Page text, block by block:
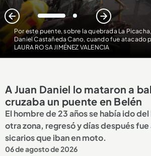
Por este puente, sobre la quebrada La
Daniel Castañeda Cano, cuando fue atacado
LAURA ROSA JIMÉNEZ VALENCIA
1 2
A Juan Daniel lo mataron a
cruzaba un puente en Belén
El hombre de 23 años se había ido
otra zona, regresó y días después
sicarios que iban en moto.
06 de agosto de 2026